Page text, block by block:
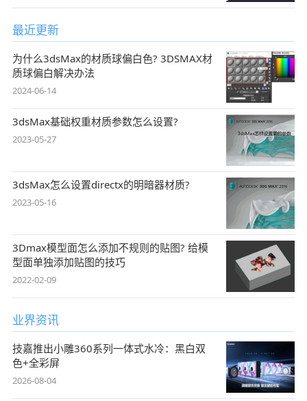
最近更新
为什么3dsMax的材质球偏白色? 3DSMAX材
质球偏白解决办法
2024-06-14
3dsMax基础权重材质参数怎么设置?
2023-05-27
3dsMax怎么设置directx的明暗器材质?
2023-05-16
3Dmax模型面怎么添加不规则的贴图? 给模
型面单独添加贴图的技巧
2022-02-09
业界资讯
技嘉推出小雕360系列一体式水冷：黑白双
色+全彩屏
2026-08-04